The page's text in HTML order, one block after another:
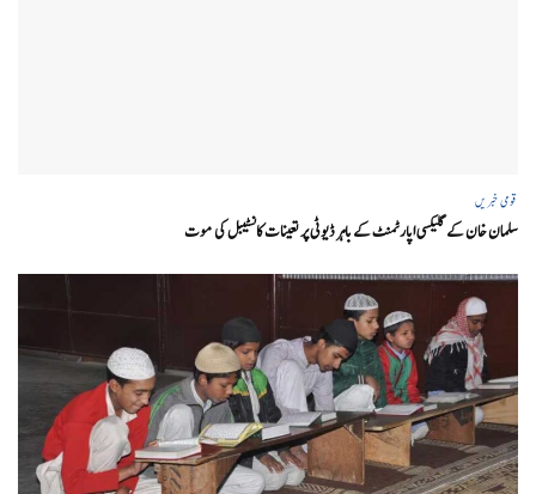
قومی خبریں
سلمان خان کے گلیکسی اپارٹمنٹ کے باہر ڈیوٹی پر تعینات کانسٹیبل کی موت